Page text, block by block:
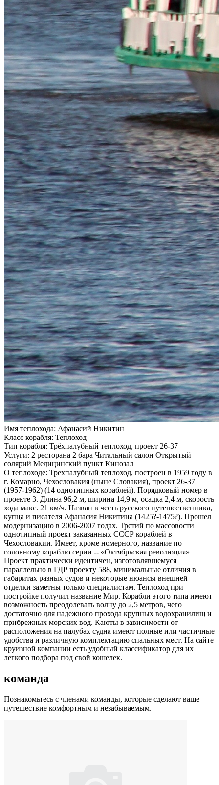
Имя теплохода: Афанасий Никитин
Класс корабля: Теплоход
Тип корабля: Трёхпалубный теплоход, проект 26-37
Услуги: 2 ресторана 2 бара Читальный салон Открытый
солярий Медицинский пункт Кинозал
О теплоходе: Трехпалубный теплоход, построен в 1959 году в
г. Комарно, Чехословакия (ныне Словакия), проект 26-37
(1957-1962) (14 однотипных кораблей). Порядковый номер в
проекте 3. Длина 96,2 м, ширина 14,9 м, осадка 2,4 м, скорость
хода макс. 21 км/ч. Назван в честь русского путешественника,
купца и писателя Афанасия Никитина (1425?-1475?). Прошел
модернизацию в 2006-2007 годах. Третий по массовости
однотипный проект заказанных СССР кораблей в
Чехословакии. Имеет, кроме номерного, название по
головному кораблю серии -- «Октябрьская революция».
Проект практически идентичен, изготовлявшемуся
параллельно в ГДР проекту 588, минимальные отличия в
габаритах разных судов и некоторые нюансы внешней
отделки заметны только специалистам. Теплоход при
постройке получил название Мир. Корабли этого типа имеют
возможность преодолевать волну до 2,5 метров, чего
достаточно для надежного прохода крупных водохранилищ и
прибрежных морских вод. Каюты в зависимости от
расположения на палубах судна имеют полные или частичные
удобства и различную комплектацию спальных мест. На сайте
круизной компании есть удобный классификатор для их
легкого подбора под свой кошелек.
команда
Познакомьтесь с членами команды, которые сделают ваше
путешествие комфортным и незабываемым.